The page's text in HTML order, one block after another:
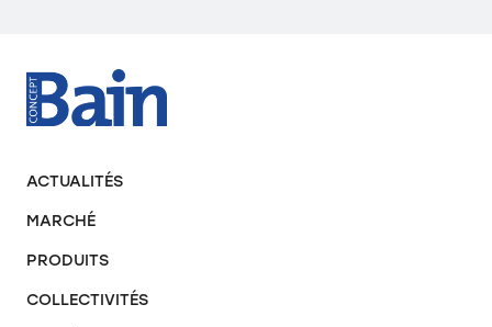
ACTUALITÉS
MARCHÉ
PRODUITS
COLLECTIVITÉS